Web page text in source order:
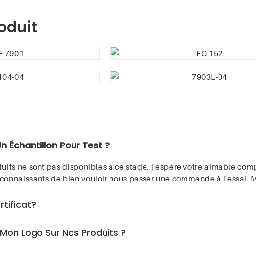
Échantillon Pour Test ?
ne sont pas disponibles à ce stade, j'espère votre aimable
de bien vouloir nous passer une commande à l'essai.
Logo Sur Nos Produits ?